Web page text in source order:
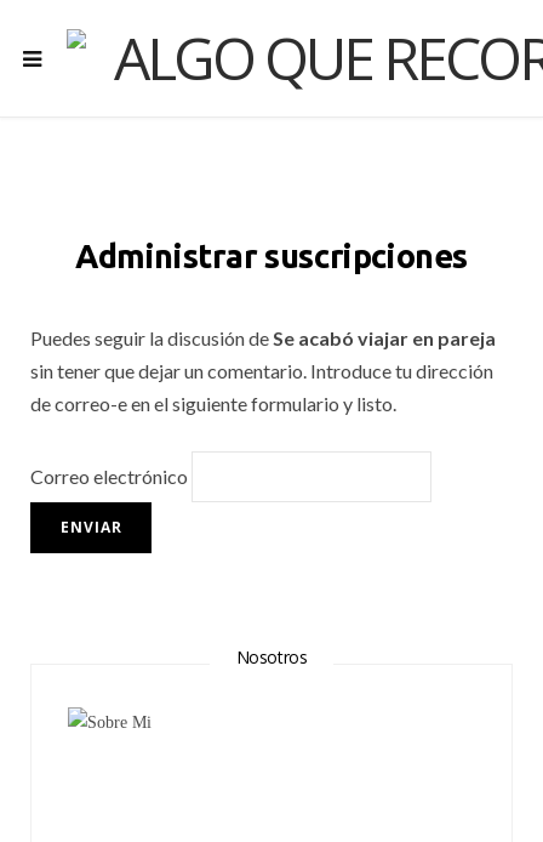
Administrar suscripciones
Puedes seguir la discusión deSe acabó viajar en pareja
sin tener que dejar un comentario. Introduce tu dirección
de correo-e en el siguiente formulario y listo.
Correo electrónico
Nosotros